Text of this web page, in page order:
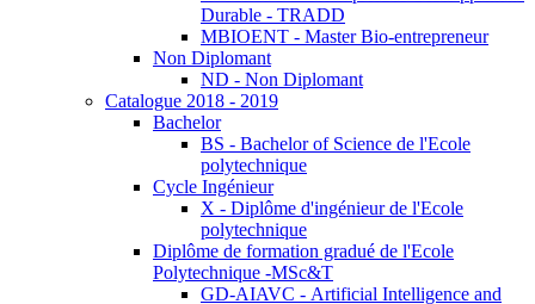
Durable - TRADD
MBIOENT - Master Bio-entrepreneur
Non Diplomant
ND - Non Diplomant
Catalogue 2018 - 2019
Bachelor
BS - Bachelor of Science de l'Ecole
polytechnique
Cycle Ingénieur
X - Diplôme d'ingénieur de l'Ecole
polytechnique
Diplôme de formation gradué de l'Ecole
Polytechnique -MSc&T
GD-AIAVC - Artificial Intelligence and